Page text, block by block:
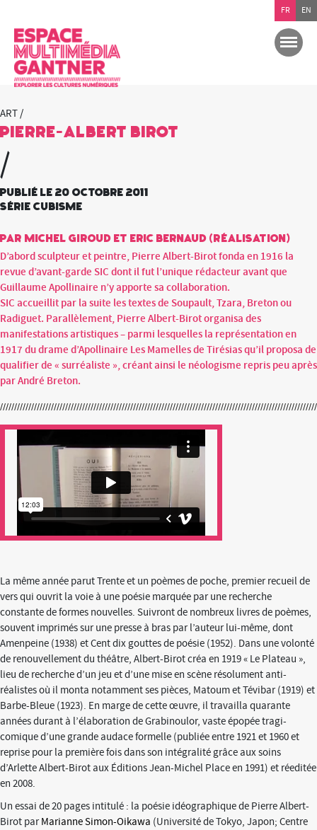
ART /
Pierre-Albert Birot
/
Publié le 20 octobre 2011
Série Cubisme
par Michel Giroud et Eric Bernaud (réalisation)
D’abord sculpteur et peintre, Pierre Albert-Birot fonda en 1916 la
revue d’avant-garde SIC dont il fut l’unique rédacteur avant que
Guillaume Apollinaire n’y apporte sa collaboration.
SIC accueillit par la suite les textes de Soupault, Tzara, Breton ou
Radiguet. Parallèlement, Pierre Albert-Birot organisa des
manifestations artistiques – parmi lesquelles la représentation en
1917 du drame d’Apollinaire Les Mamelles de Tirésias qu’il proposa de
qualifier de « surréaliste », créant ainsi le néologisme repris peu après
par André Breton.
La même année parut Trente et un poèmes de poche, premier recueil de
vers qui ouvrit la voie à une poésie marquée par une recherche
constante de formes nouvelles. Suivront de nombreux livres de poèmes,
souvent imprimés sur une presse à bras par l’auteur lui-même, dont
Amenpeine (1938) et Cent dix gouttes de poésie (1952). Dans une volonté
de renouvellement du théâtre, Albert-Birot créa en 1919 « Le Plateau »,
lieu de recherche d’un jeu et d’une mise en scène résolument anti-
réalistes où il monta notamment ses pièces, Matoum et Tévibar (1919) et
Barbe-Bleue (1923). En marge de cette œuvre, il travailla quarante
années durant à l’élaboration de Grabinoulor, vaste épopée tragi-
comique d’une grande audace formelle (publiée entre 1921 et 1960 et
reprise pour la première fois dans son intégralité grâce aux soins
d’Arlette Albert-Birot aux Éditions Jean-Michel Place en 1991) et réeditée
en 2008.
Un essai de 20 pages intitulé : la poésie idéographique de Pierre Albert-
Birot parMarianne Simon-Oikawa (Université de Tokyo, Japon; Centre
FR EN